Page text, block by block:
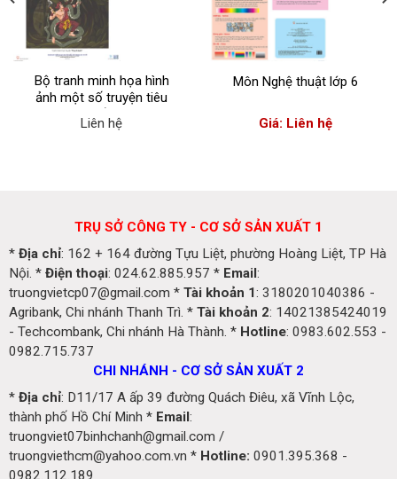
Bộ tranh minh họa hình
ảnh một số truyện tiêu
biểu
Liên hệ
Môn Nghệ thuật lớp 6
Giá: Liên hệ
TRỤ SỞ CÔNG TY - CƠ SỞ SẢN XUẤT 1
* Địa chỉ: 162 + 164 đường Tựu Liệt, phường Hoàng Liệt, TP Hà
Nội. * Điện thoại: 024.62.885.957 * Email:
truongvietcp07@gmail.com * Tài khoản 1: 3180201040386 -
Agribank, Chi nhánh Thanh Trì. * Tài khoản 2: 14021385424019
- Techcombank, Chi nhánh Hà Thành. * Hotline: 0983.602.553 -
0982.715.737
CHI NHÁNH - CƠ SỞ SẢN XUẤT 2
* Địa chỉ: D11/17 A ấp 39 đường Quách Điêu, xã Vĩnh Lộc,
thành phố Hồ Chí Minh * Email:
truongviet07binhchanh@gmail.com /
truongviethcm@yahoo.com.vn * Hotline: 0901.395.368 -
0982.112.189